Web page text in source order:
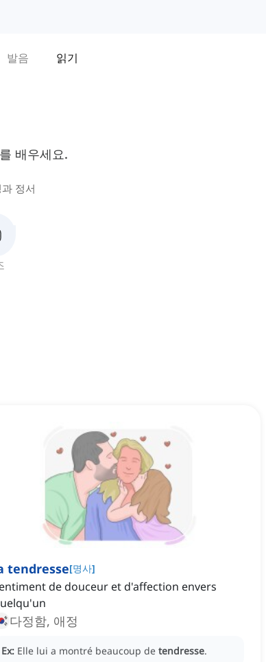
발음 읽기
배우세요.
정서
tendresse[명사]
de douceur et d'affection envers
다정함, 애정
Ex: Elle lui a montré beaucoup de tendresse.